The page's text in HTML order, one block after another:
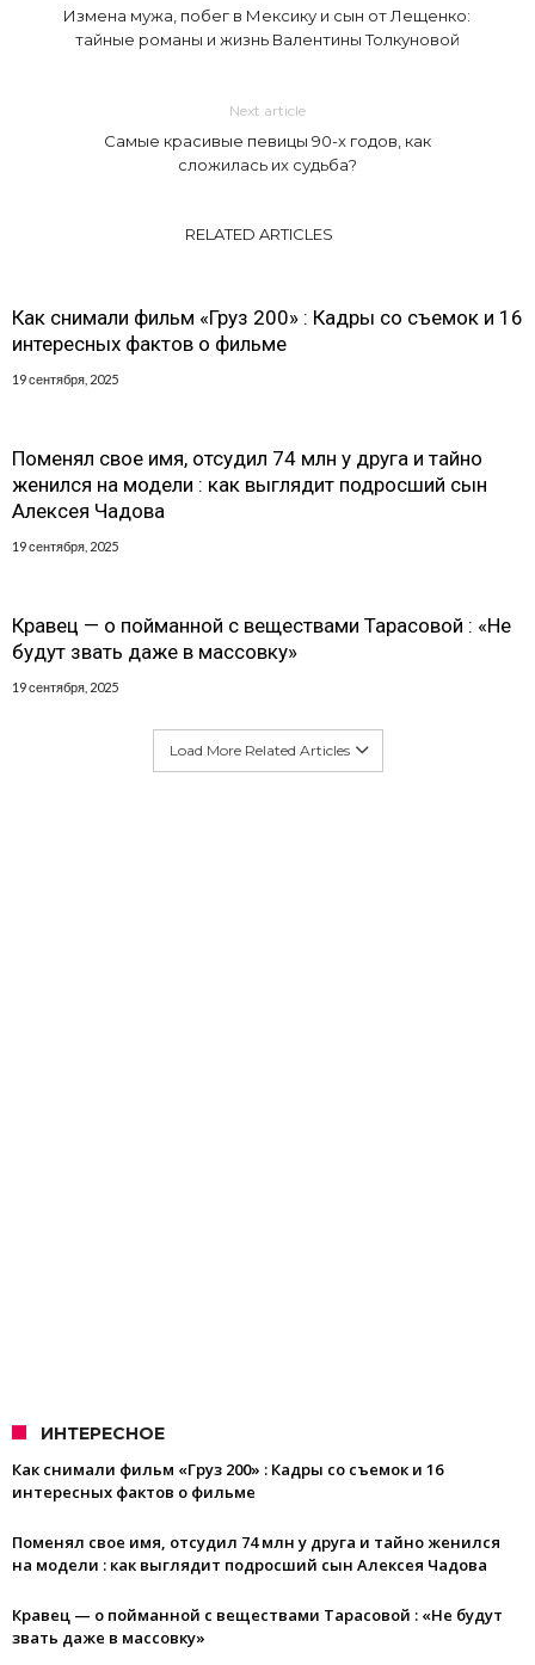
Измена мужа, побег в Мексику и сын от Лещенко:
тайные романы и жизнь Валентины Толкуновой
Next article
Самые красивые певицы 90-х годов, как
сложилась их судьба?
RELATED ARTICLES
Как снимали фильм «Груз 200» : Кадры со съемок и 16
интересных фактов о фильме
19 сентября, 2025
Поменял свое имя, отсудил 74 млн у друга и тайно
женился на модели : как выглядит подросший сын
Алексея Чадова
19 сентября, 2025
Кравец — о пойманной с веществами Тарасовой : «Не
будут звать даже в массовку»
19 сентября, 2025
Load More Related Articles
ИНТЕРЕСНОЕ
Как снимали фильм «Груз 200» : Кадры со съемок и 16
интересных фактов о фильме
Поменял свое имя, отсудил 74 млн у друга и тайно женился
на модели : как выглядит подросший сын Алексея Чадова
Кравец — о пойманной с веществами Тарасовой : «Не будут
звать даже в массовку»